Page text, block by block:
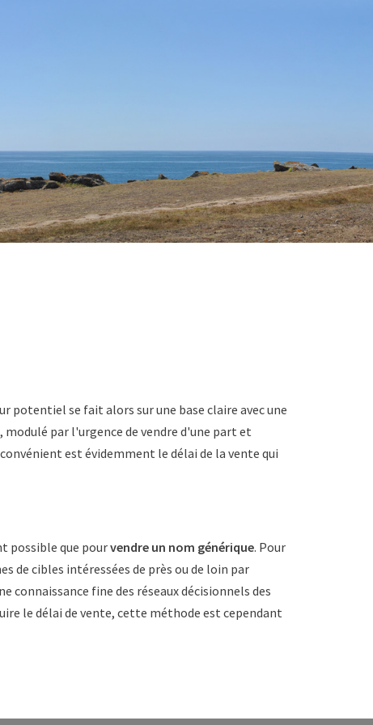
potentiel se fait alors sur une base claire avec une
par l'urgence de vendre d'une part et
est évidemment le délai de la vente qui
possible que pourvendre un nom générique. Pour
de cibles intéressées de près ou de loin par
fine des réseaux décisionnels des
le délai de vente, cette méthode est cependant